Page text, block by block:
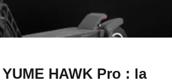
HAWK Pro : la